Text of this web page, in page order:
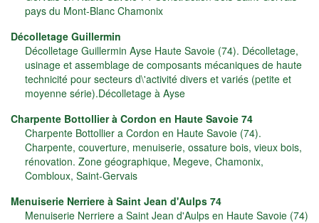
pays du Mont-Blanc Chamonix
Décolletage Guillermin
Décolletage Guillermin Ayse Haute Savoie (74). Décolletage,
usinage et assemblage de composants mécaniques de haute
technicité pour secteurs d\'activité divers et variés (petite et
moyenne série).Décolletage à Ayse
Charpente Bottollier à Cordon en Haute Savoie 74
Charpente Bottollier a Cordon en Haute Savoie (74).
Charpente, couverture, menuiserie, ossature bois, vieux bois,
rénovation. Zone géographique, Megeve, Chamonix,
Combloux, Saint-Gervais
Menuiserie Nerriere à Saint Jean d'Aulps 74
Menuiserie Nerriere a Saint Jean d'Aulps en Haute Savoie (74)